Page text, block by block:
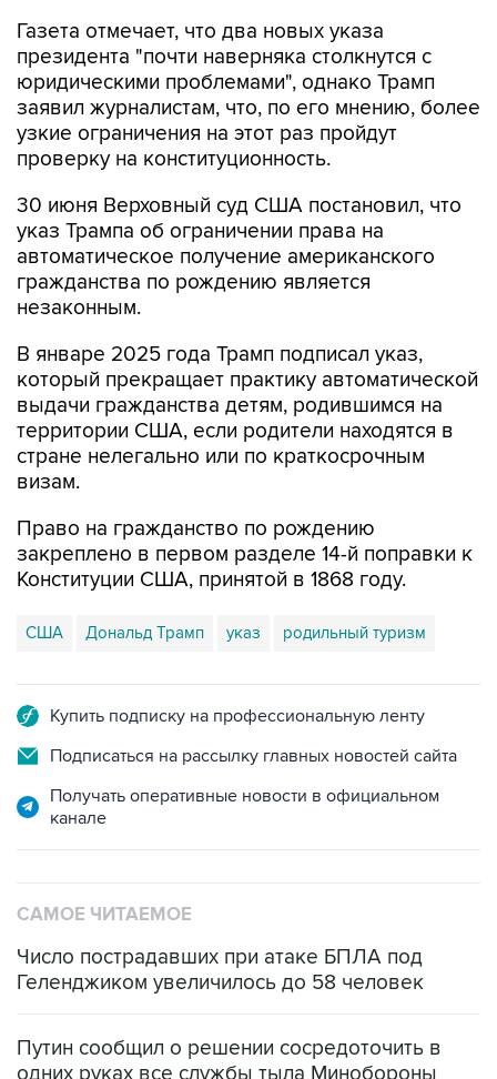
Газета отмечает, что два новых указа
президента "почти наверняка столкнутся с
юридическими проблемами", однако Трамп
заявил журналистам, что, по его мнению, более
узкие ограничения на этот раз пройдут
проверку на конституционность.
30 июня Верховный суд США постановил, что
указ Трампа об ограничении права на
автоматическое получение американского
гражданства по рождению является
незаконным.
В январе 2025 года Трамп подписал указ,
который прекращает практику автоматической
выдачи гражданства детям, родившимся на
территории США, если родители находятся в
стране нелегально или по краткосрочным
визам.
Право на гражданство по рождению
закреплено в первом разделе 14-й поправки к
Конституции США, принятой в 1868 году.
США Дональд Трамп указ родильный туризм
Купить подписку на профессиональную ленту
Подписаться на рассылку главных новостей сайта
Получать оперативные новости в официальном
канале
САМОЕ ЧИТАЕМОЕ
Число пострадавших при атаке БПЛА под
Геленджиком увеличилось до 58 человек
Путин сообщил о решении сосредоточить в